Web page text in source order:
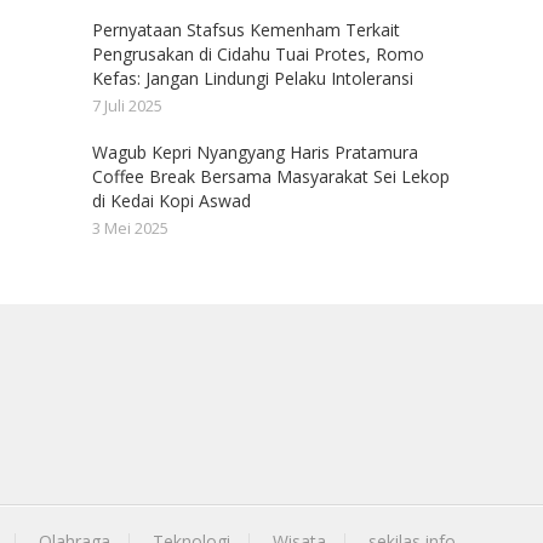
Pernyataan Stafsus Kemenham Terkait
Pengrusakan di Cidahu Tuai Protes, Romo
Kefas: Jangan Lindungi Pelaku Intoleransi
7 Juli 2025
Wagub Kepri Nyangyang Haris Pratamura
Coffee Break Bersama Masyarakat Sei Lekop
di Kedai Kopi Aswad
3 Mei 2025